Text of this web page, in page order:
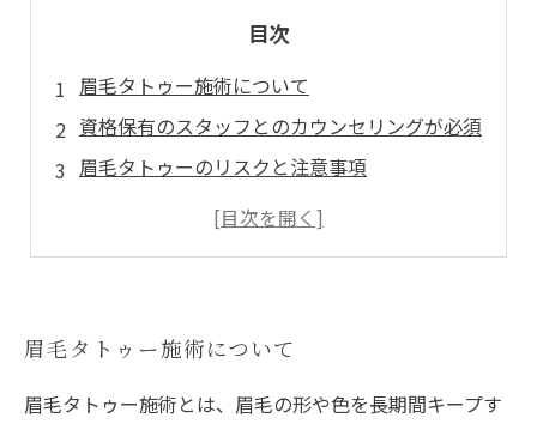
目次
眉毛タトゥー施術について
資格保有のスタッフとのカウンセリングが必須
眉毛タトゥーのリスクと注意事項
施術前のアレルギーテストの重要性
眉毛タトゥー施術について
眉毛タトゥー施術とは、眉毛の形や色を長期間キープす